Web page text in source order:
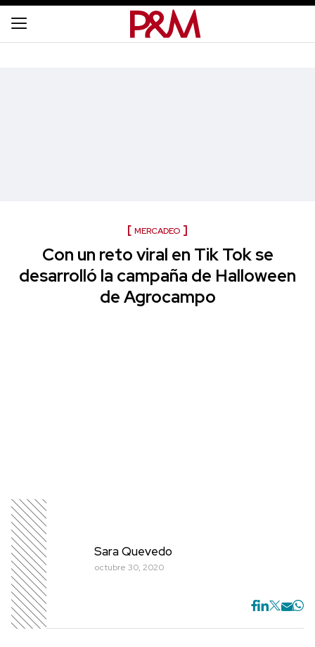
MERCADEO
Con un reto viral en Tik Tok se
desarrolló la campaña de Halloween
de Agrocampo
Sara Quevedo
octubre 30, 2020